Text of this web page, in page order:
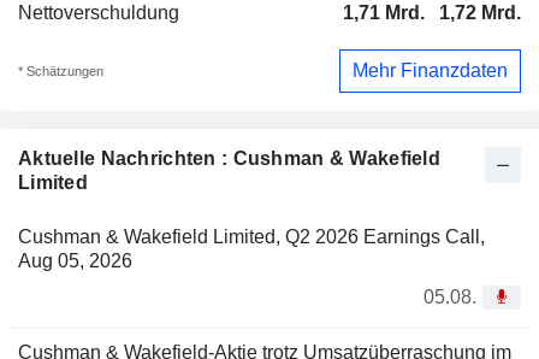
Aktuelle Nachrichten : Cushman & Wakefield
Limited
Cushman & Wakefield Limited, Q2 2026 Earnings Call,
Aug 05, 2026
05.08.
Cushman & Wakefield-Aktie trotz Umsatzüberraschung im
Nettoverschuldung
1,71 Mrd. 1,72 Mrd.
* Schätzungen Mehr Finanzdaten